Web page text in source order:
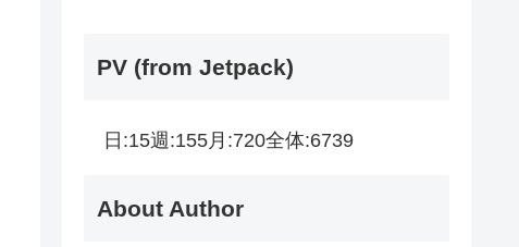
PV (from Jetpack)
日:15週:155月:720全体:6739
About Author